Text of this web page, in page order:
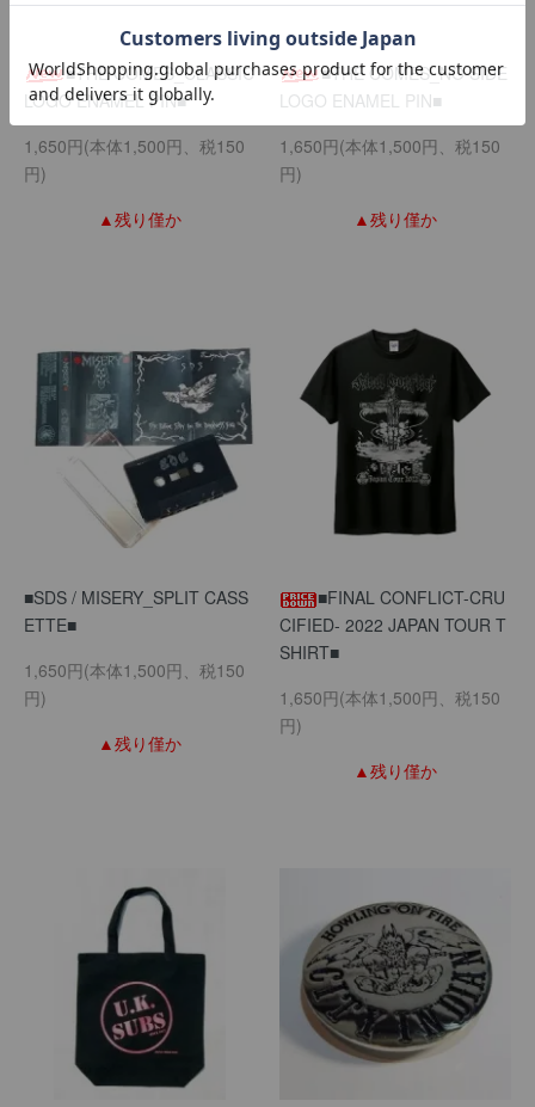
■THE COMES_CLASSIC
LOGO ENAMEL PIN■
1,650円(本体1,500円、税150
円)
▲残り僅か
■THE COMES_NO SIDE
LOGO ENAMEL PIN■
1,650円(本体1,500円、税150
円)
▲残り僅か
■SDS / MISERY_SPLIT CASS
ETTE■
1,650円(本体1,500円、税150
円)
▲残り僅か
■FINAL CONFLICT-CRU
CIFIED- 2022 JAPAN TOUR T
SHIRT■
1,650円(本体1,500円、税150
円)
▲残り僅か